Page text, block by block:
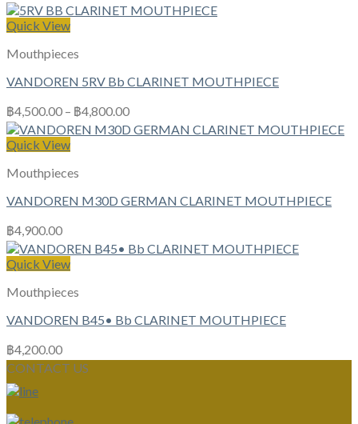
Quick View
Mouthpieces
VANDOREN 5RV Bb CLARINET MOUTHPIECE
฿4,500.00 – ฿4,800.00
Quick View
Mouthpieces
VANDOREN M30D GERMAN CLARINET MOUTHPIECE
฿4,900.00
Quick View
Mouthpieces
VANDOREN B45• Bb CLARINET MOUTHPIECE
฿4,200.00
CONTACT US